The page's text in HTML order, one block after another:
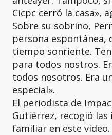
Cicpc cerró la casa»,
Sobre su sobrino,
persona espontánea,
tiempo sonriente.
para todos nostros.
todos nosotros. Era
especial».
El periodista de
Gutiérrez, recogió las
familiar en este video.